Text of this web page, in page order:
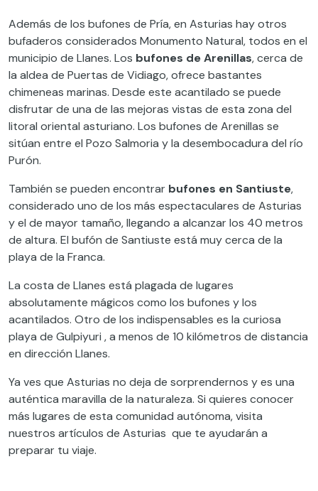
Además de los bufones de Pría, en Asturias hay otros
bufaderos considerados Monumento Natural, todos en el
municipio de Llanes. Los bufones de Arenillas, cerca de
la aldea de Puertas de Vidiago, ofrece bastantes
chimeneas marinas. Desde este acantilado se puede
disfrutar de una de las mejoras vistas de esta zona del
litoral oriental asturiano. Los bufones de Arenillas se
sitúan entre el Pozo Salmoria y la desembocadura del río
Purón.
También se pueden encontrar bufones en Santiuste,
considerado uno de los más espectaculares de Asturias
y el de mayor tamaño, llegando a alcanzar los 40 metros
de altura. El bufón de Santiuste está muy cerca de la
playa de la Franca.
La costa de Llanes está plagada de lugares
absolutamente mágicos como los bufones y los
acantilados. Otro de los indispensables es la curiosa
playa de Gulpiyuri , a menos de 10 kilómetros de distancia
en dirección Llanes.
Ya ves que Asturias no deja de sorprendernos y es una
auténtica maravilla de la naturaleza. Si quieres conocer
más lugares de esta comunidad autónoma, visita
nuestros artículos de Asturias que te ayudarán a
preparar tu viaje.